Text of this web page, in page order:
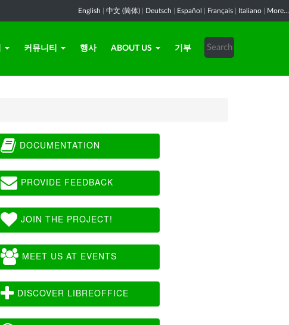
English 中文 (简体) Deutsch Español Français Italiano More...
커뮤니티 행사 ABOUT US 기부
DOCUMENTATION
PROVIDE FEEDBACK
JOIN THE PROJECT!
MEET US AT EVENTS
DISCOVER LIBREOFFICE